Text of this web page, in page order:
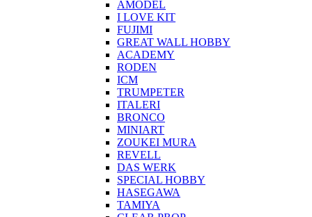
AMODEL
I LOVE KIT
FUJIMI
GREAT WALL HOBBY
ACADEMY
RODEN
ICM
TRUMPETER
ITALERI
BRONCO
MINIART
ZOUKEI MURA
REVELL
DAS WERK
SPECIAL HOBBY
HASEGAWA
TAMIYA